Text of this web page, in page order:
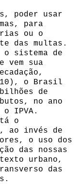
poder usar
para
ou o
das multas.
sistema de
vem sua
o Brasil
de
no ano
IPVA.
o
ao invés de
o uso dos
das nossas
urbano,
das